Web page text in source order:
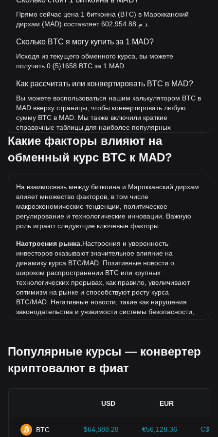
Прямо сейчас цена 1 биткоина (BTC) в Марокканский
Сколько BTC я могу купить за 1 MAD?
Исходя из текущего обменного курса, вы можете
получить 0.{5}1658 BTC за 1 MAD.
Как рассчитать или конвертировать BTC в MAD?
Вы можете воспользоваться нашим калькулятором BTC в
MAD вверху страницы, чтобы конвертировать любую
сумму BTC в MAD. Мы также включили краткие
справочные таблицы для наиболее популярных
конвертаций. Например, 5 MAD эквивалентны 0.{5}8292
BTC, а 5 BTC будут стоить около 3,014,774.38MAD.
Какова самая высокая цена BTC/MAD в истории?
составляет د.م.1,172,657.71. Еще неизвестно, превысит
ли стоимость 1 BTC в MAD текущий исторический
максимум.
Какова динамика цен биткоина в MAD?
За последние 7 дней обменный курс биткоина (BTC)
биткоина (BTC) вырос на 2.92% по отношению к
следующей валюте: Марокканский дирхам (MAD).
Какие факторы влияют на
обменный курс BTC к MAD?
На взаимосвязь между биткоина и Марокканский дирхам
влияет множество факторов, в том числе
макроэкономические тенденции, политическое
регулирование и технологические инновации. Важную
роль играют следующие ключевые факторы:
Настроения рынка.Настроения и уверенность
инвесторов оказывают значительное влияние на
динамику курса BTC/MAD. Позитивные новости о
широком распространении BTC или крупных
технологических прорывах, как правило, увеличивают
оптимизм на рынке и способствуют росту курса
BTC/MAD. Негативные новости, такие как нарушения
законодательства и уязвимости системы безопасности,
Нормативно-правовая база. Государственная политика
и нормативные акты, регулирующие криптовалюты,
оказывают непосредственное влияние на их принятие.
доверие инвесторов к криптовалютам и способствовать
строгая политика регуляторов может помешать развитию
Популярные курсы — конвертер
криптовалют в фиат
USD EUR
BTC $64,888.28 €56,128.36